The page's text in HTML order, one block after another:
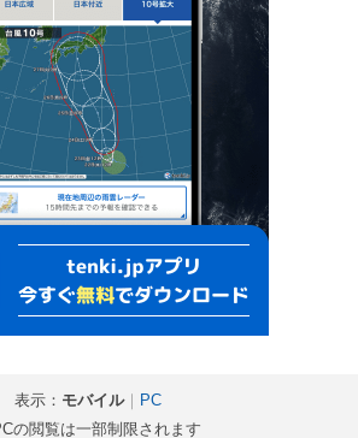
表示： モバイル｜
PC
の閲覧は一部制限されます